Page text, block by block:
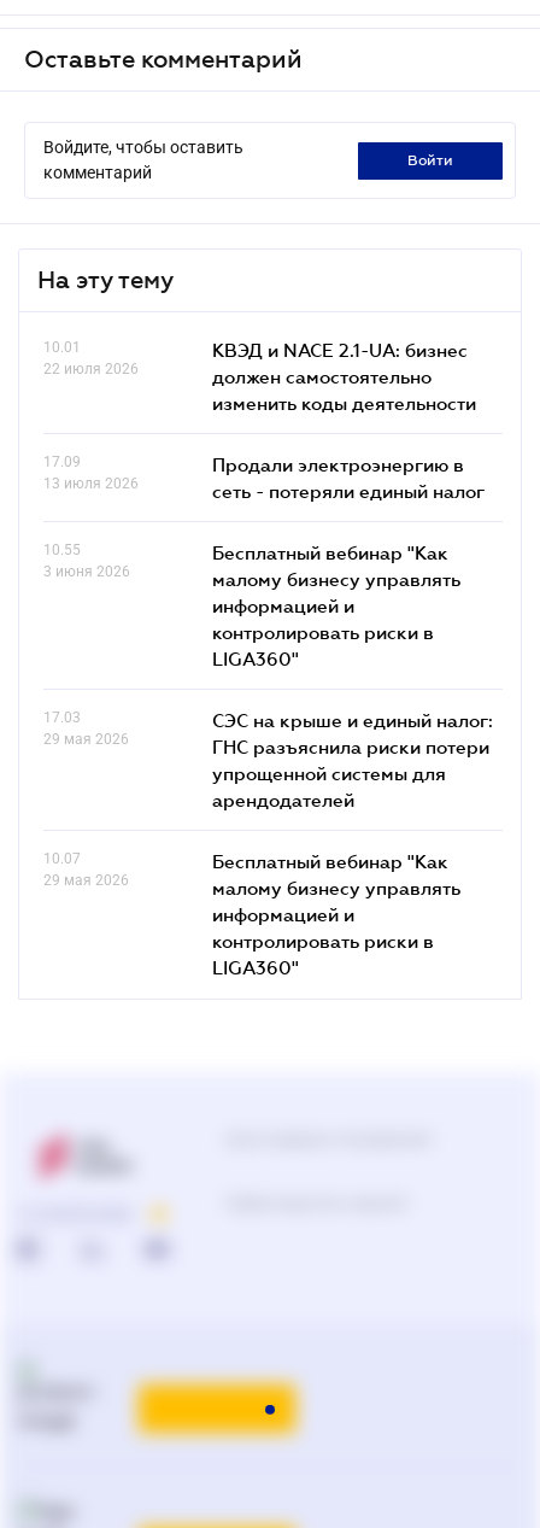
Оставьте комментарий
Войдите, чтобы оставить
комментарий
войти
На эту тему
10.01
22 июля 2026
КВЭД и NACE 2.1-UA: бизнес
должен самостоятельно
изменить коды деятельности
17.09
13 июля 2026
Продали электроэнергию в
сеть - потеряли единый налог
10.55
3 июня 2026
Бесплатный вебинар "Как
малому бизнесу управлять
информацией и
контролировать риски в
LIGA360"
17.03
29 мая 2026
СЭС на крыше и единый налог:
ГНС разъяснила риски потери
упрощенной системы для
арендодателей
10.07
29 мая 2026
Бесплатный вебинар "Как
малому бизнесу управлять
информацией и
контролировать риски в
LIGA360"